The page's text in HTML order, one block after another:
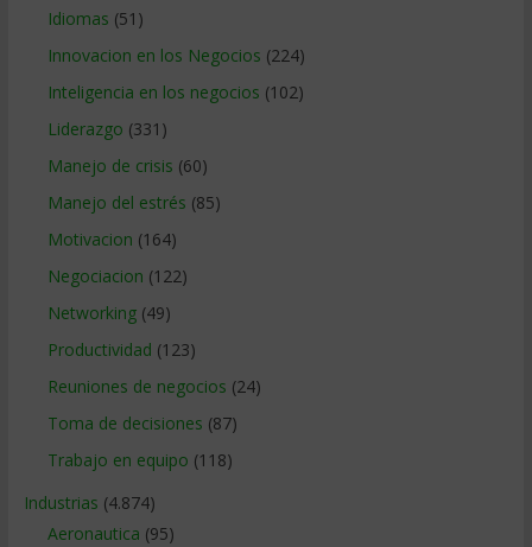
Idiomas (51)
Innovacion en los Negocios (224)
Inteligencia en los negocios (102)
Liderazgo (331)
Manejo de crisis (60)
Manejo del estrés (85)
Motivacion (164)
Negociacion (122)
Networking(49)
Productividad (123)
Reuniones de negocios (24)
Toma de decisiones (87)
Trabajo en equipo (118)
Industrias (4.874)
Aeronautica (95)